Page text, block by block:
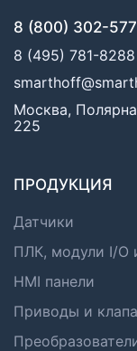
8 (800) 302-
8 (495) 781-8288
Москва,
225
ПРОДУКЦИЯ
Датчики
ПЛК, модули I/O
HMI панели
Приводы и